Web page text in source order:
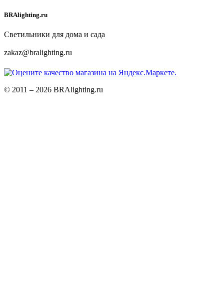
BRAlighting.ru
Светильники для дома и сада
zakaz@bralighting.ru
© 2011 – 2026 BRAlighting.ru